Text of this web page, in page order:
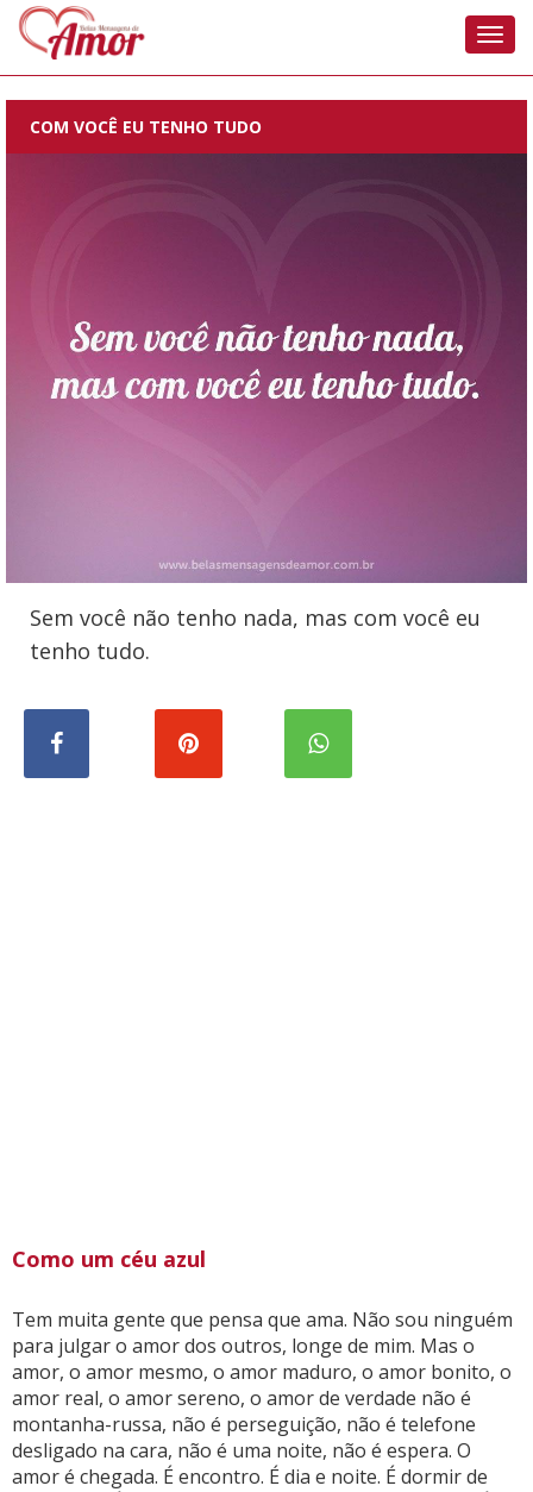
COM VOCÊ EU TENHO TUDO
Sem você não tenho nada, mas com você eu
tenho tudo.
Como um céu azul
Tem muita gente que pensa que ama. Não sou ninguém
para julgar o amor dos outros, longe de mim. Mas o
amor, o amor mesmo, o amor maduro, o amor bonito, o
amor real, o amor sereno, o amor de verdade não é
montanha-russa, não é perseguição, não é telefone
desligado na cara, não é uma noite, não é espera. O
amor é chegada. É encontro. É dia e noite. É dormir de